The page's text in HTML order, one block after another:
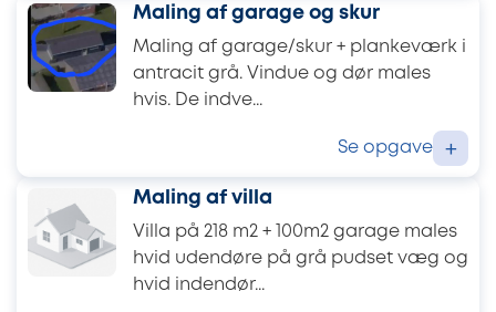
Maling af garage og skur
Maling af garage/skur + plankeværk i
antracit grå. Vindue og dør males
hvis. De indve...
Se opgave +
Maling af villa
Villa på 218 m2 + 100m2 garage males
hvid udendøre på grå pudset væg og
hvid indendør...